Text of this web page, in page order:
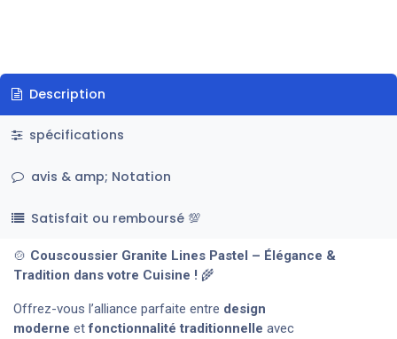
Description
spécifications
avis & amp; Notation
Satisfait ou remboursé 💯
🍲 Couscoussier Granite Lines Pastel – Élégance &
Tradition dans votre Cuisine ! 🌾
Offrez-vous l’alliance parfaite entre design
moderne etfonctionnalité traditionnelle avec